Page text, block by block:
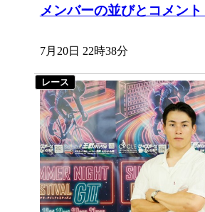
メンバーの並びとコメン
7月20日 22時38分